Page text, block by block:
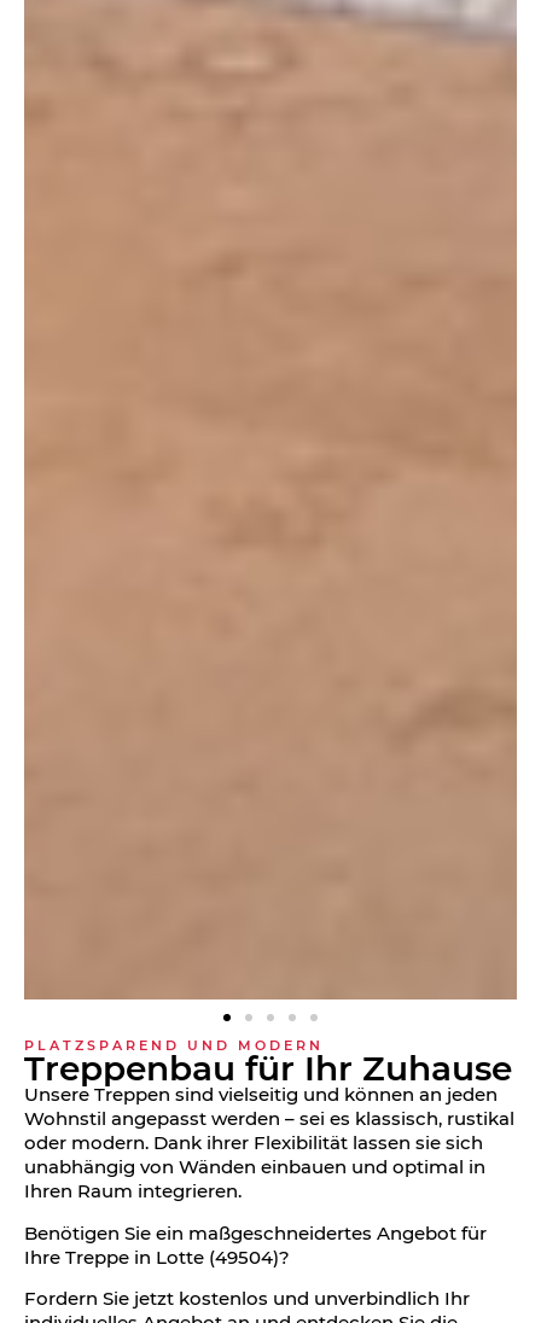
PLATZSPAREND UND MODERN
Treppen­bau für Ihr Zuhause
Unsere Treppen sind vielseitig und können an jeden
Wohnstil angepasst werden – sei es klassisch, rustikal
oder modern. Dank ihrer Flexibilität lassen sie sich
unabhängig von Wänden einbauen und optimal in
Ihren Raum integrieren.
Benötigen Sie ein maßgeschneidertes Angebot für
Ihre Treppe in Lotte (49504)?
Fordern Sie jetzt kostenlos und unverbindlich Ihr